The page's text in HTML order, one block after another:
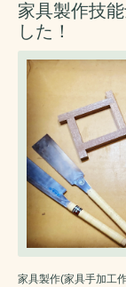
家具製作技
した！
家具製作(家具手加工